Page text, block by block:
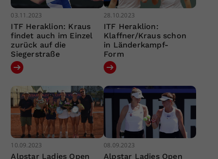
03.11.2023
ITF Heraklion: Kraus
findet auch im Einzel
zurück auf die
Siegerstraße
28.10.2023
ITF Heraklion:
Klaffner/Kraus schon
in Länderkampf-
Form
10.09.2023
Alpstar Ladies Open
08.09.2023
Alpstar Ladies Open